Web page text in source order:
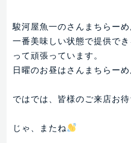
駿河屋魚一のさんまちらーめ
一番美味しい状態で提供で
って頑張っています。
日曜のお昼はさんまちらーめ
ではでは、皆様のご来店お
じゃ、またね